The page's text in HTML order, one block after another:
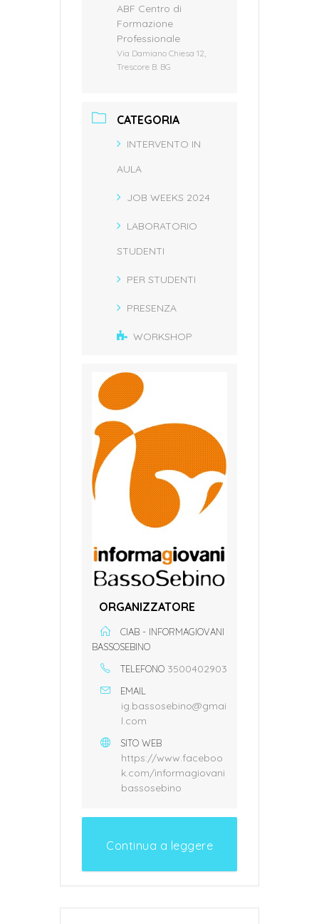
ABF Centro di
Formazione
Professionale
Via Damiano Chiesa 12,
Trescore B. BG
CATEGORIA
INTERVENTO IN
AULA
JOB WEEKS 2024
LABORATORIO
STUDENTI
PER STUDENTI
PRESENZA
WORKSHOP
ORGANIZZATORE
CIAB - INFORMAGIOVANI
BASSOSEBINO
TELEFONO 3500402903
EMAIL
ig.bassosebino@gmai
l.com
SITO WEB
https://www.faceboo
k.com/informagiovani
bassosebino
Continua a leggere